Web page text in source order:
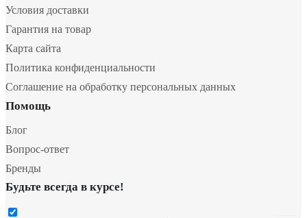
Условия доставки
Гарантия на товар
Карта сайта
Политика конфиденциальности
Соглашение на обработку персональных данных
Помощь
Блог
Вопрос-ответ
Бренды
Будьте всегда в курсе!